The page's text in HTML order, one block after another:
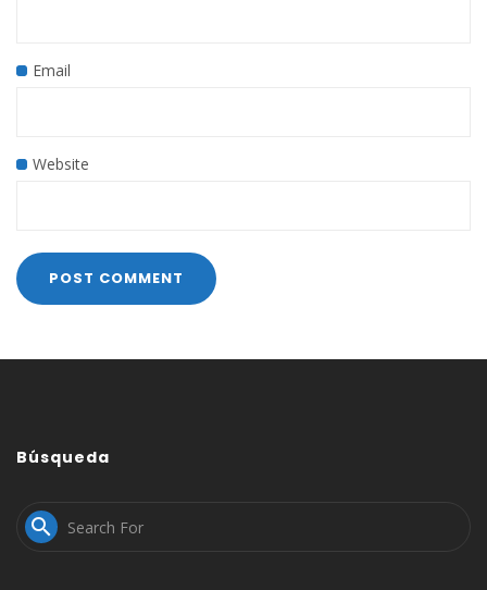
Email
Website
Búsqueda
